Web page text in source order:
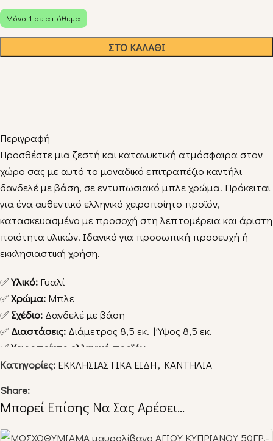
Μόνο 1 σε απόθεμα
ΣΤΟ ΚΑΛΆΘΙ
Περιγραφή
Προσθέστε μια ζεστή και κατανυκτική ατμόσφαιρα στον
χώρο σας με αυτό το μοναδικό επιτραπέζιο καντήλι
δανδελέ με βάση, σε εντυπωσιακό μπλε χρώμα. Πρόκειται
για ένα αυθεντικό ελληνικό χειροποίητο προϊόν,
κατασκευασμένο με προσοχή στη λεπτομέρεια και άριστη
ποιότητα υλικών. Ιδανικό για προσωπική προσευχή ή
εκκλησιαστική χρήση.
✅Υλικό: Γυαλί
✅Χρώμα: Μπλε
✅ Σχέδιο: Δανδελέ με βάση
✅ Διαστάσεις: Διάμετρος 8,5 εκ. | Ύψος 8,5 εκ.
✅Χειροποίητο ελληνικό προϊόν
✅Άριστης ποιότητας
Ένα ξεχωριστό καντήλι που συνδυάζει παράδοση, τέχνη
και ευλάβεια!
Κατηγορίες: ΕΚΚΛΗΣΙΑΣΤΙΚΑ ΕΙΔΗ, ΚΑΝΤΗΛΙΑ
Share:
Μπορεί Επίσης Να Σας Αρέσει…